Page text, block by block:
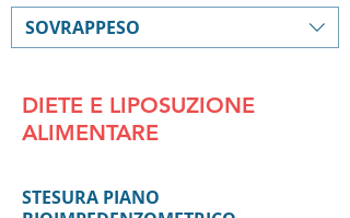
SOVRAPPESO
DIETE E LIPOSUZIONE
ALIMENTARE
STESURA PIANO